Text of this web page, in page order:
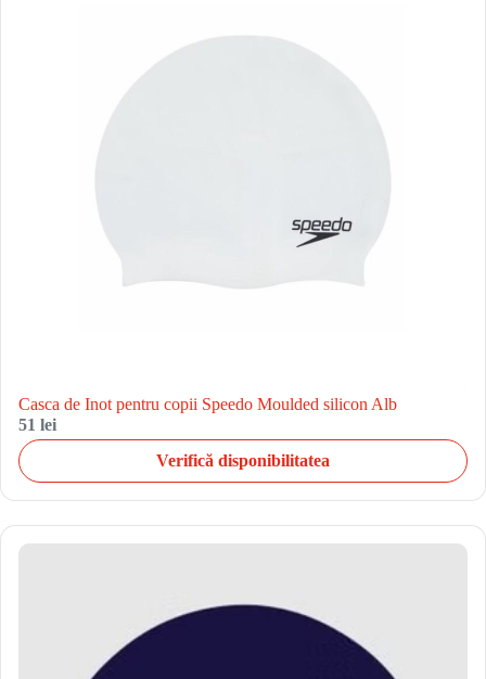
Casca de Inot pentru copii Speedo Moulded silicon Alb
51 lei
Verifică disponibilitatea